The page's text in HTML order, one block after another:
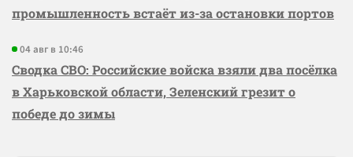
промышленность встаёт из-за остановки портов
04 авг в 10:46
Сводка СВО: Российские войска взяли два посёлка
в Харьковской области, Зеленский грезит о
победе до зимы